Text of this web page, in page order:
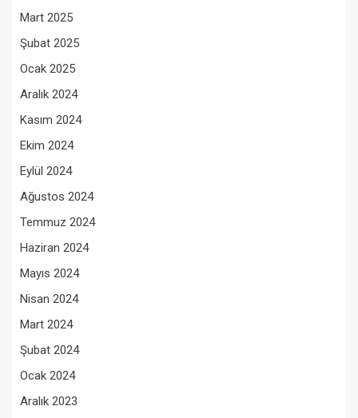
Mart 2025
Şubat 2025
Ocak 2025
Aralık 2024
Kasım 2024
Ekim 2024
Eylül 2024
Ağustos 2024
Temmuz 2024
Haziran 2024
Mayıs 2024
Nisan 2024
Mart 2024
Şubat 2024
Ocak 2024
Aralık 2023